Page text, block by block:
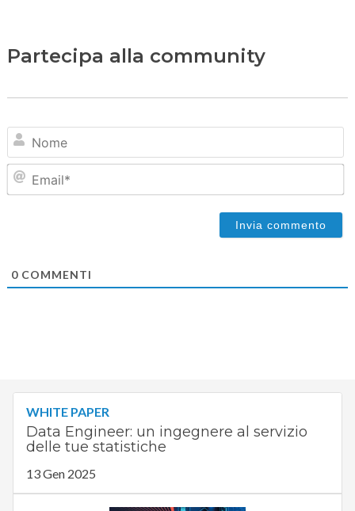
Partecipa alla community
0COMMENTI
WHITE PAPER
Data Engineer: un ingegnere al servizio
delle tue statistiche
13 Gen 2025